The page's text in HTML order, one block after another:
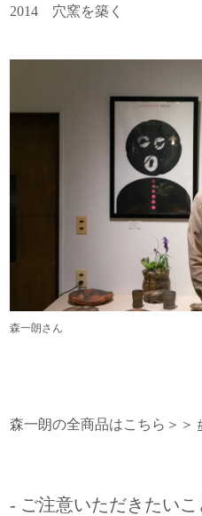
2014 穴窯を築く
森一朗さん
森一朗の全商品はこちら＞＞
- ご注意いただきたいこ